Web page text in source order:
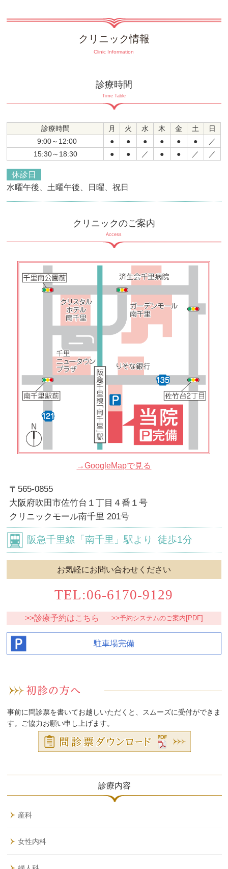
クリニック情報
Clinic Information
診療時間
Time Table
診療時間 月 火 水 木 金 土
日
9:00～12:00
● ● ● ● ● ●
／
15:30～18:30
● ● ／ ● ● ／ ／
休診日
水曜午後、土曜午後、日曜、祝日
クリニックのご案内
Access
→GoogleMapで見る
〒565-0855
大阪府吹田市佐竹台１丁目４番１号
クリニックモール南千里 201号
阪急千里線 「南千里」駅より徒歩1分
お気軽にお問い合わせください
TEL:06-6170-9129
>>診療予約はこちら >>予約システムのご案内[PDF]
駐車場完備
事前に問診票を書いてお越しいただくと、スムーズに受付ができま
す。ご協力お願い申し上げます。
診療内容
産科
女性内科